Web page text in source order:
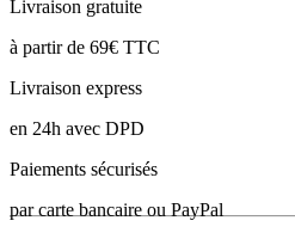
Livraison gratuite
à partir de 69€ TTC
Livraison express
en 24h avec DPD